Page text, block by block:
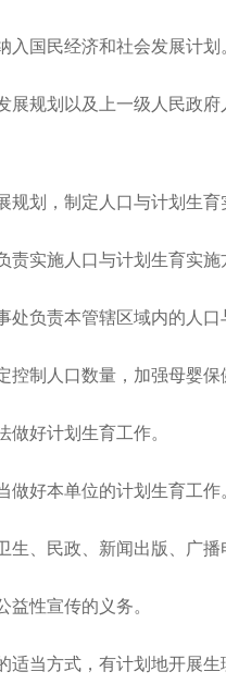
国民经济和社会发展计划
规划以及上一级人民政府
划，制定人口与计划生育
实施人口与计划生育实施
责本管辖区域内的人口
人口数量，加强母婴保
好计划生育工作。
好本单位的计划生育工作
民政、新闻出版、广播
性宣传的义务。
方式，有计划地开展生